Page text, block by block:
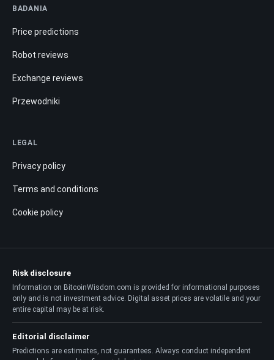
BADANIA
Price predictions
Robot reviews
Exchange reviews
Przewodniki
LEGAL
Privacy policy
Terms and conditions
Cookie policy
Risk disclosure
Information on BitcoinWisdom.com is provided for informational purposes
only and is not investment advice. Digital asset prices are volatile and your
entire capital may be at risk.
Editorial disclaimer
Predictions are estimates, not guarantees. Always conduct independent